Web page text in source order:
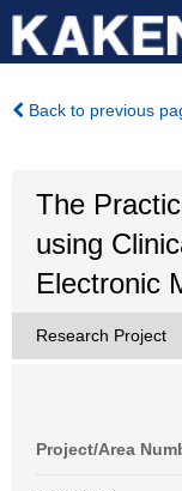
Back to previous
The
using
Electronic
Research Project
Project/Area